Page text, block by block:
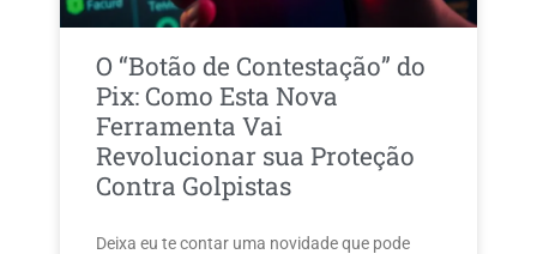
O “Botão de Contestação” do
Pix: Como Esta Nova
Ferramenta Vai
Revolucionar sua Proteção
Contra Golpistas
Deixa eu te contar uma novidade que pode